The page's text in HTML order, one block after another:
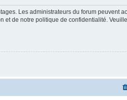
Les administrateurs du forum peuvent
et de notre politique de confidentialité.